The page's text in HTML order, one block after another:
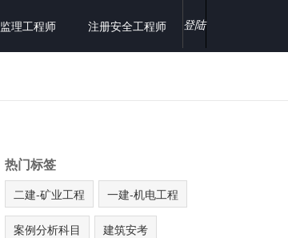
登陆
监理工程师 注册安全工程师
热门标签
二建-矿业工程 一建-机电工程
案例分析科目 建筑安考